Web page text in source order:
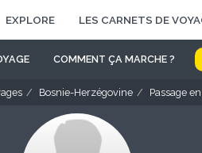
EXPLORE LES CARNETS DE
COMMENT ÇA MARCHE ?
Bosnie-Herzégovine Passage